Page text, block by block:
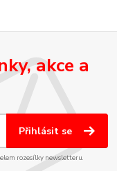
akce a
Přihlásit se
rozesílky newsletteru.